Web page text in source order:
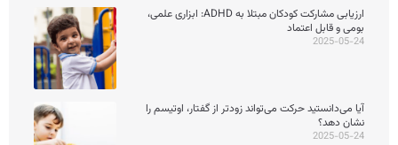
ارزیابی مشارکت کودکان مبتلا به ADHD: ابزاری علمی،
بومی و قابل اعتماد
2025-05-24
آیا می‌دانستید حرکت می‌تواند زودتر از گفتار، اوتیسم را
نشان دهد؟
2025-05-24